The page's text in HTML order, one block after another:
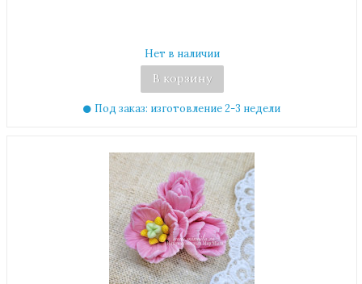
Нет в наличии
В корзину
Под заказ: изготовление 2-3 недели